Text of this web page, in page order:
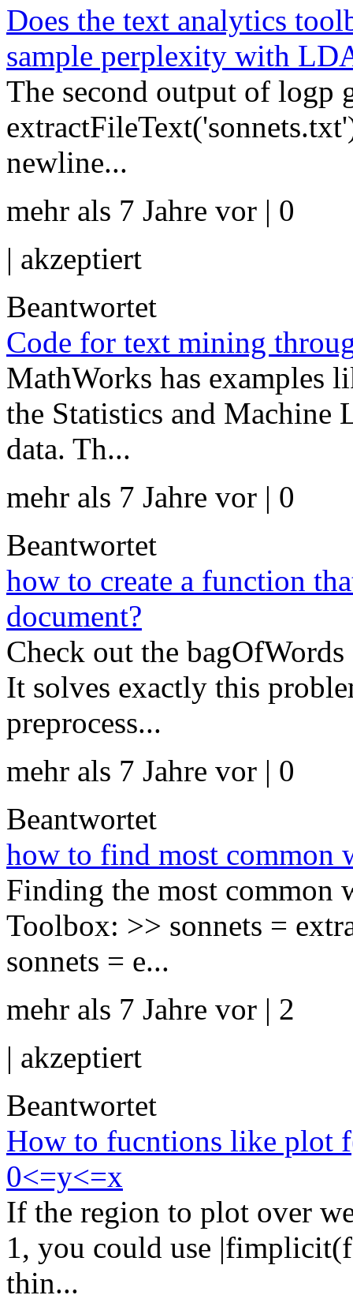
Does the text analytics
sample perplexity with
The second output of logp
newline...
mehr als 7 Jahre vor | 0
| akzeptiert
Beantwortet
Code for text mining
MathWorks has examples
the Statistics and
data. Th...
mehr als 7 Jahre vor | 0
Beantwortet
how to create a function
document?
Check out the
It solves exactly this
preprocess...
mehr als 7 Jahre vor | 0
Beantwortet
how to find most common
Finding the most common
Toolbox: >> sonnets =
sonnets = e...
mehr als 7 Jahre vor | 2
| akzeptiert
Beantwortet
How to fucntions like plot
0<=y<=x
If the region to plot over
1, you could use
thin...